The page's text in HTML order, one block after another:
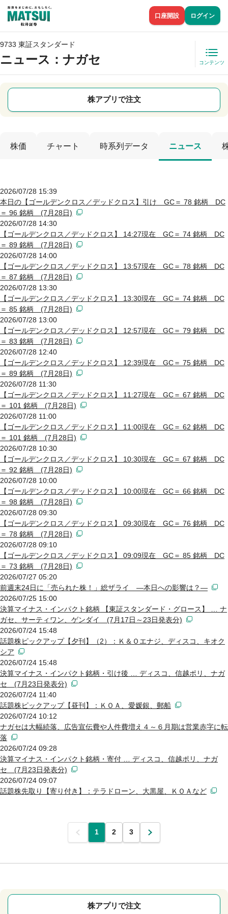
口座開設 ログイン
9733 東証スタンダード
ニュース ：ナガセ コンテンツ
株アプリで注文
株価 チャート 時系列データ ニュース
2026/07/28 15:39
本日の【ゴールデンクロス／デッドクロス】引け GC＝ 78 銘柄 DC
＝ 96 銘柄 (7月28日)
2026/07/28 14:30
【ゴールデンクロス／デッドクロス】 14:27現在 GC＝ 74 銘柄 DC
＝ 89 銘柄 (7月28日)
2026/07/28 14:00
【ゴールデンクロス／デッドクロス】 13:57現在 GC＝ 78 銘柄 DC
＝ 87 銘柄 (7月28日)
2026/07/28 13:30
【ゴールデンクロス／デッドクロス】 13:30現在 GC＝ 74 銘柄 DC
＝ 85 銘柄 (7月28日)
2026/07/28 13:00
【ゴールデンクロス／デッドクロス】 12:57現在 GC＝ 79 銘柄 DC
＝ 83 銘柄 (7月28日)
2026/07/28 12:40
【ゴールデンクロス／デッドクロス】 12:39現在 GC＝ 75 銘柄 DC
＝ 89 銘柄 (7月28日)
2026/07/28 11:30
【ゴールデンクロス／デッドクロス】 11:27現在 GC＝ 67 銘柄 DC
＝ 101 銘柄 (7月28日)
2026/07/28 11:00
【ゴールデンクロス／デッドクロス】 11:00現在 GC＝ 62 銘柄 DC
＝ 101 銘柄 (7月28日)
2026/07/28 10:30
【ゴールデンクロス／デッドクロス】 10:30現在 GC＝ 67 銘柄 DC
＝ 92 銘柄 (7月28日)
2026/07/28 10:00
【ゴールデンクロス／デッドクロス】 10:00現在 GC＝ 66 銘柄 DC
＝ 98 銘柄 (7月28日)
2026/07/28 09:30
【ゴールデンクロス／デッドクロス】 09:30現在 GC＝ 76 銘柄 DC
＝ 78 銘柄 (7月28日)
2026/07/28 09:10
【ゴールデンクロス／デッドクロス】 09:09現在 GC＝ 85 銘柄 DC
＝ 73 銘柄 (7月28日)
2026/07/27 05:20
前週末24日に「売られた株！」総ザライ ―本日への影響は？―
2026/07/25 15:00
決算マイナス・インパクト銘柄 【東証スタンダード・グロース】 … ナ
ガセ、サーティワン、ゲンダイ (7月17日～23日発表分)
2026/07/24 15:48
話題株ピックアップ【夕刊】（2）：Ｋ＆Ｏエナジ、ディスコ、キオク
シア
2026/07/24 15:48
決算マイナス・インパクト銘柄・引け後 … ディスコ、信越ポリ、ナガ
セ (7月23日発表分)
2026/07/24 11:40
話題株ピックアップ【昼刊】：ＫＯＡ、愛媛銀、郵船
2026/07/24 10:12
ナガセは大幅続落、広告宣伝費や人件費増え４～６月期は営業赤字に転
落
2026/07/24 09:28
決算マイナス・インパクト銘柄・寄付 … ディスコ、信越ポリ、ナガ
セ (7月23日発表分)
2026/07/24 09:07
話題株先取り【寄り付き】：テラドローン、大黒屋、ＫＯＡなど
前 1 2 3 次
株アプリで注文